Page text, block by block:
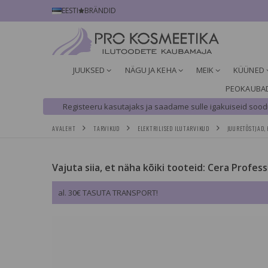
EESTI BRÄNDID
JUUKSED NÄGU JA KEHA MEIK KÜÜNED
Registeeru kasutajaks ja saadame sulle igakuiseid
AVALEHT TARVIKUD ELEKTRILISED ILUTARVIKUD
Vajuta siia, et näha kõiki tooteid: Cera
al. 30€ TASUTA TRANSPORT!